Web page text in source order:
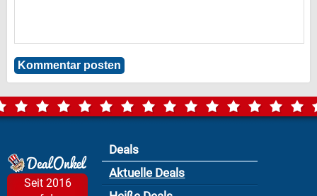
Seit 2016
Deals
Aktuelle Deals